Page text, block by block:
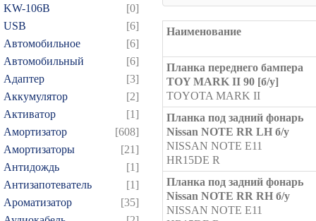
KW-106B
[0]
USB
[6]
Автомобильное
[6]
Автомобильный
[6]
Адаптер
[3]
Аккумулятор
[2]
Активатор
[1]
Амортизатор
[608]
Амортизаторы
[21]
Антидождь
[1]
Антизапотеватель
[1]
Ароматизатор
[35]
Наименование
Планка переднего бампера
TOY MARK II 90 [б/у]
TOYOTA MARK II
Планка под задний фонарь
Nissan NOTE RR LH б/у
NISSAN NOTE E11
HR15DE R
Планка под задний фонарь
Nissan NOTE RR RH б/у
NISSAN NOTE E11